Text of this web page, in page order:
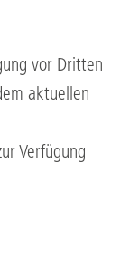
vor Dritten
aktuellen
Verfügung